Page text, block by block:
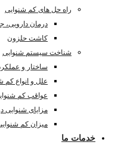
راه حل های کم شنوایی
درمان
کاشت حلزون
شناخت سیستم شنوایی
ساختار و
علل و انواع کم
عواقب کم
مزایای شنوایی
میزان کم
خدمات ما